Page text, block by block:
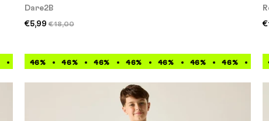
Dare2B
€5,99 €18,00
46% 46% 46% 46% 46% 46% 46% 46%
46% 46% 46% 46% 46% 46% 46%